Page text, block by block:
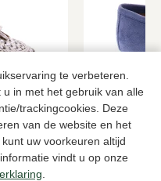
te verbeteren.
in met het gebruik van alle
trackingcookies. Deze
van de website en het
uw voorkeuren altijd
vindt u op onze
Di Lauro
Blauwe
129,95